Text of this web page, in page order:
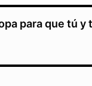
para que tú y